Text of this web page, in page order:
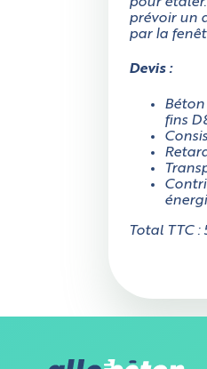
prévoir un
par la
Devis :
Béton
fins
Total TTC :